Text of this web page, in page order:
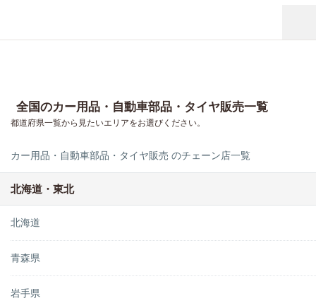
全国のカー用品・自動車部品・タイヤ販売一覧
都道府県一覧から見たいエリアをお選びください。
カー用品・自動車部品・タイヤ販売 のチェーン店一覧
北海道・東北
北海道
青森県
岩手県